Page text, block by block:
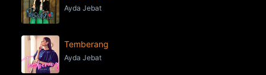
Ayda Jebat
Temberang
Ayda Jebat